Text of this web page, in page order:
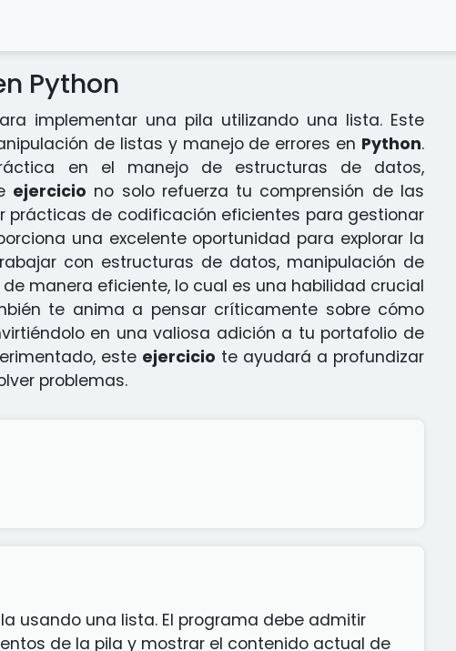
Python
implementar una pila utilizando una lista. Este
de listas y manejo de errores en Python.
en el manejo de estructuras de datos,
ejercicio no solo refuerza tu comprensión de las
de codificación eficientes para gestionar
una excelente oportunidad para explorar la
con estructuras de datos, manipulación de
manera eficiente, lo cual es una habilidad crucial
te anima a pensar críticamente sobre cómo
en una valiosa adición a tu portafolio de
este ejercicio te ayudará a profundizar
problemas.
usando una lista. El programa debe admitir
de la pila y mostrar el contenido actual de